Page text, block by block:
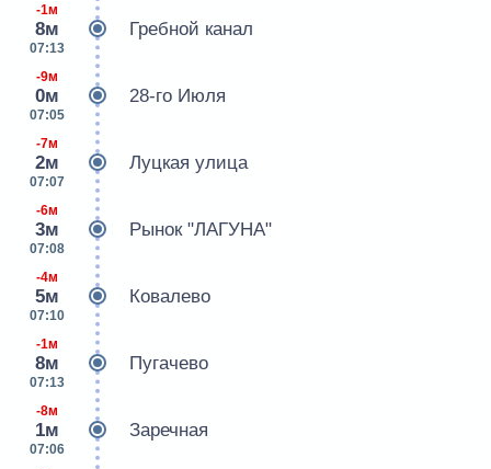
-1м
8м
07:13
Гребной канал
-9м
0м
07:05
28-го Июля
-7м
2м
07:07
Луцкая улица
-6м
3м
07:08
Рынок "ЛАГУНА"
-4м
5м
07:10
Ковалево
-1м
8м
07:13
Пугачево
-8м
1м
07:06
Заречная